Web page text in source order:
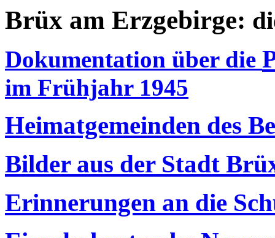
Brüx am Erzgebirge:
Dokumentation über die
im Frühjahr 1945
Heimatgemeinden des
Bilder aus der Stadt
Erinnerungen an die